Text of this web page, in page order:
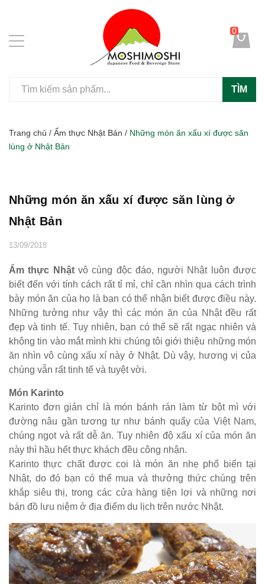
TÌM
0
Trang chủ / Ẩm thực Nhật Bản / Những món ăn xấu xí được săn
lùng ở Nhật Bản
Những món ăn xấu xí được săn lùng ở
Nhật Bản
13/09/2018
Ẩm thực Nhậtvô cùng độc đáo, người Nhật luôn được
biết đến với tính cách rất tỉ mỉ, chỉ cần nhìn qua cách trình
bày món ăn của họ là bạn có thể nhận biết được điều này.
Những tưởng như vậy thì các món ăn của Nhật đều rất
đẹp và tinh tế. Tuy nhiên, bạn có thể sẽ rất ngạc nhiên và
không tin vào mắt mình khi chúng tôi giới thiệu những món
ăn nhìn vô cùng xấu xí này ở Nhật. Dù vậy, hương vị của
chúng vẫn rất tinh tế và tuyệt vời.
Món Karinto
Karinto đơn giản chỉ là món bánh rán làm từ bột mì với
đường nâu gần tương tự như bánh quẩy của Việt Nam,
chúng ngọt và rất dễ ăn. Tuy nhiên độ xấu xí của món ăn
này thì hầu hết thực khách đều công nhận.
Karinto thực chất được coi là món ăn nhẹ phổ biến tại
Nhật, do đó bạn có thể mua và thưởng thức chúng trên
khắp siêu thị, trong các cửa hàng tiện lợi và những nơi
bán đồ lưu niệm ở địa điểm du lịch trên nước Nhật.